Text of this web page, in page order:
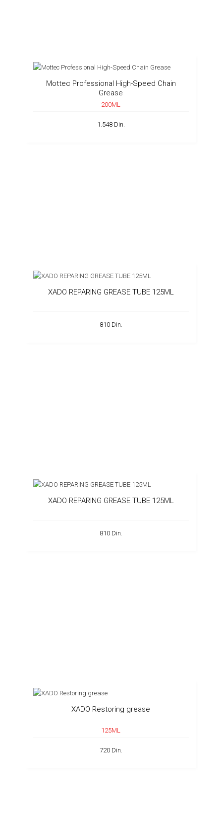
Mottec Professional High-Speed Chain
Grease
200ML
1.548 Din.
XADO REPARING GREASE TUBE 125ML
810 Din.
XADO REPARING GREASE TUBE 125ML
810 Din.
XADO Restoring grease
125ML
720 Din.